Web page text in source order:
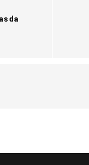
da